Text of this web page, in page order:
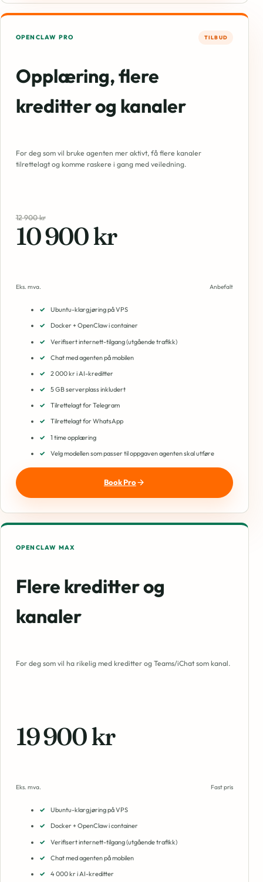
OPENCLAW PRO TILBUD
Opplæring, flere
kreditter og kanaler
For deg som vil bruke agenten mer aktivt, få flere kanaler
tilrettelagt og komme raskere i gang med veiledning.
12 900 kr
10 900 kr
Eks. mva. Anbefalt
Ubuntu-klargjøring på VPS
Docker + OpenClaw i container
Verifisert internett-tilgang (utgående trafikk)
Chat med agenten på mobilen
2 000 kr i AI-kreditter
5 GB serverplass inkludert
Tilrettelagt for Telegram
Tilrettelagt for WhatsApp
1 time opplæring
Velg modellen som passer til oppgaven agenten skal utføre
Book Pro
OPENCLAW MAX
Flere kreditter og
kanaler
For deg som vil ha rikelig med kreditter og Teams/iChat som kanal.
19 900 kr
Eks. mva. Fast pris
Ubuntu-klargjøring på VPS
Docker + OpenClaw i container
Verifisert internett-tilgang (utgående trafikk)
Chat med agenten på mobilen
4 000 kr i AI-kreditter